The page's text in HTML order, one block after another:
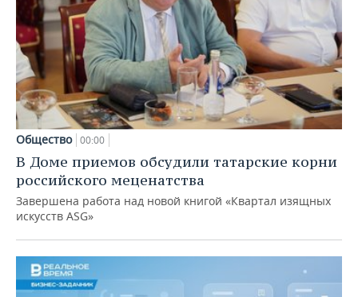
Общество 00:00
В Доме приемов обсудили татарские корни
российского меценатства
Завершена работа над новой книгой «Квартал изящных
искусств ASG»